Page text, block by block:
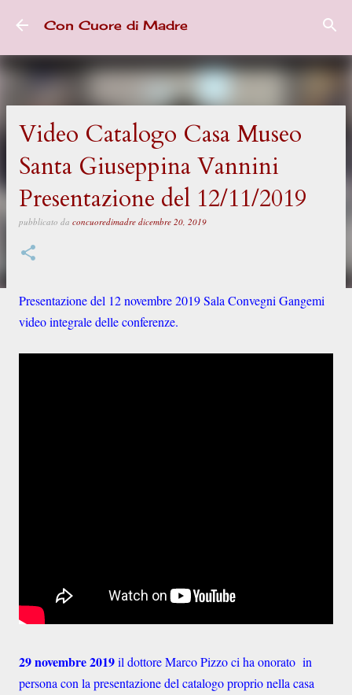
Passa ai contenuti principali
Con Cuore di Madre
Video Catalogo Casa Museo
Santa Giuseppina Vannini
Presentazione del 12/11/2019
pubblicato da concuoredimadre dicembre 20, 2019
Presentazione del 12 novembre 2019 Sala Convegni Gangemi
video integrale delle conferenze.
29 novembre 2019il dottore Marco Pizzo ci ha onorato in
persona con la presentazione del catalogo proprio nella casa